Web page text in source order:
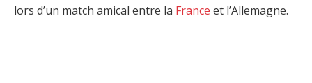
lors d’un match amical entre la France et l’Allemagne.